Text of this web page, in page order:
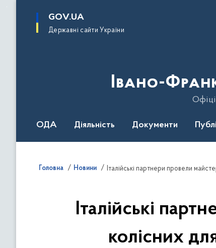
основного
GOV.UA
Державні сайти України
Івано-
ОДА Діяльність Документи
Головна Новини Італійські партнери провели
Італійські
колісних